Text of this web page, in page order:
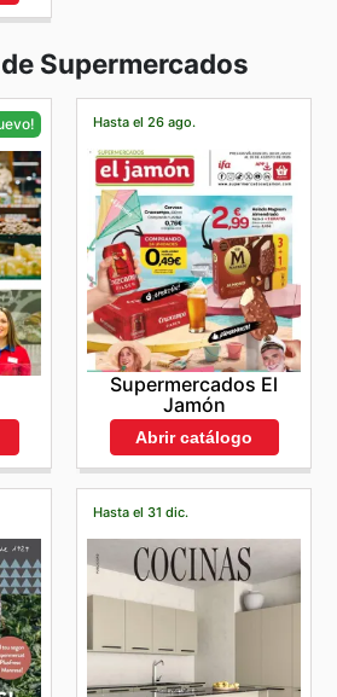
Supermercados
Hasta el 26 ago.
Supermercados El
Jamón
Abrir catálogo
Hasta el 31 dic.